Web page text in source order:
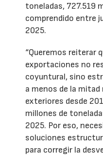
toneladas, 727.519
comprendido entre
2025.
“Queremos reiterar
exportaciones no
coyuntural, sino
a menos de la
exteriores desde
millones de
2025. Por eso,
soluciones
para corregir la